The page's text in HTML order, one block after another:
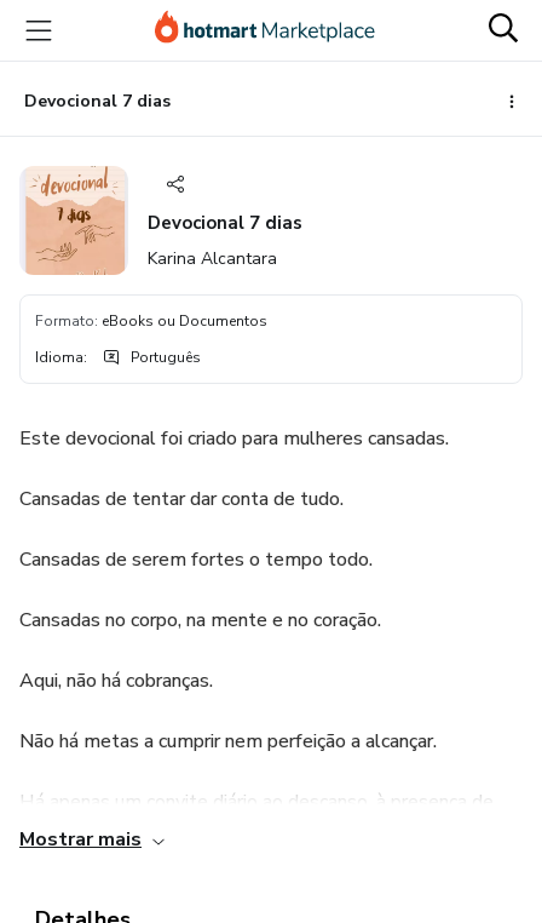
para
conteúdo
principal
para
pagamento
para
rodapé
Devocional 7 dias
Devocional 7 dias
Karina Alcantara
Formato: eBooks ou Documentos
Idioma: Português
Este devocional foi criado para mulheres cansadas.
Cansadas de tentar dar conta de tudo.
Cansadas de serem fortes o tempo todo.
Cansadas no corpo, na mente e no coração.
Aqui, não há cobranças.
Não há metas a cumprir nem perfeição a alcançar.
Há apenas um convite diário ao descanso, à presença de
Deus e ao cuidado com a alma.
Mostrar mais